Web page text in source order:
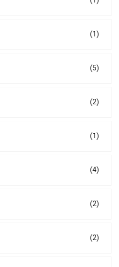
(1)
(5)
(2)
(1)
(4)
(2)
(2)